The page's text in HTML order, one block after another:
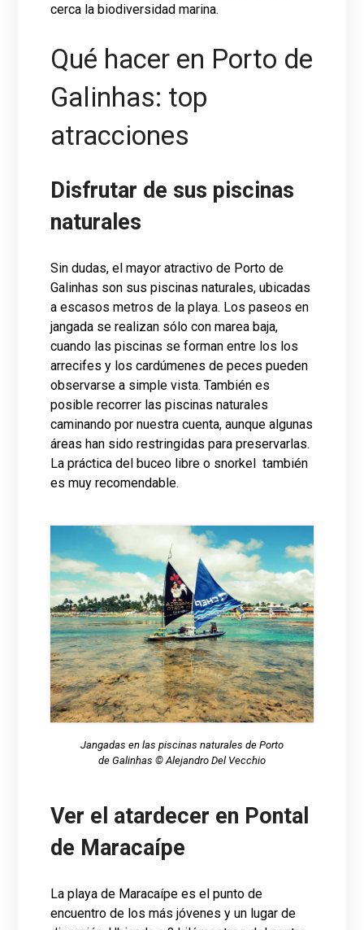
cerca la biodiversidad marina.
Qué hacer en Porto de
Galinhas: top
atracciones
Disfrutar de sus piscinas
naturales
Sin dudas, el mayor atractivo de Porto de
Galinhas son sus piscinas naturales, ubicadas
a escasos metros de la playa. Los paseos en
jangada se realizan sólo con marea baja,
cuando las piscinas se forman entre los los
arrecifes y los cardúmenes de peces pueden
observarse a simple vista. También es
posible recorrer las piscinas naturales
caminando por nuestra cuenta, aunque algunas
áreas han sido restringidas para preservarlas.
La práctica del buceo libre o snorkel también
es muy recomendable.
Jangadas en las piscinas naturales de Porto
de Galinhas © Alejandro Del Vecchio
Ver el atardecer en Pontal
de Maracaípe
La playa de Maracaípe es el punto de
encuentro de los más jóvenes y un lugar de